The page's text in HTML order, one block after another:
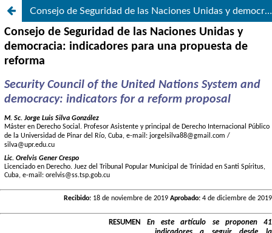
Consejo de Seguridad de las Naciones Unidas y democracia: indicadores para una propuesta de reforma